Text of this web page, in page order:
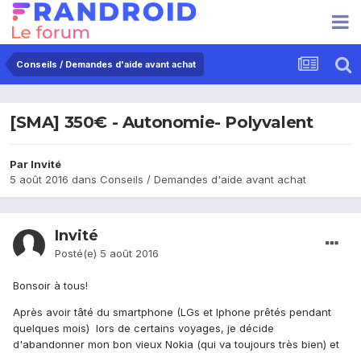
Conseils / Demandes d'aide avant achat
[SMA] 350€ - Autonomie- Polyvalent
Par Invité
5 août 2016 dans Conseils / Demandes d'aide avant achat
Invité
Posté(e) 5 août 2016
Bonsoir à tous!
Après avoir tâté du smartphone (LGs et Iphone prêtés pendant
quelques mois) lors de certains voyages, je décide
d'abandonner mon bon vieux Nokia (qui va toujours très bien) et